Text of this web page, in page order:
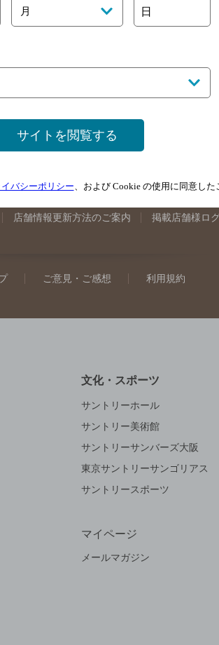
山口県のバー検索
店舗情報更新方法のご案内 掲載店舗様ロ
ご意見・ご感想 利用規約
文化・スポーツ
サントリーホール
サントリー美術館
サントリーサンバーズ大阪
東京サントリーサンゴリアス
サントリースポーツ
マイページ
メールマガジン
月 日
サイトを閲覧する
バシーポリシー、および Cookie の使用に同意した